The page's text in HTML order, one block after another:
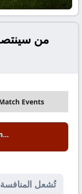
من
Events